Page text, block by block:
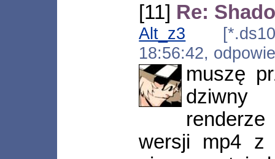
[11] Re:
Alt_z3
18:56:42,
muszę
dziwny
wersji mp4 z